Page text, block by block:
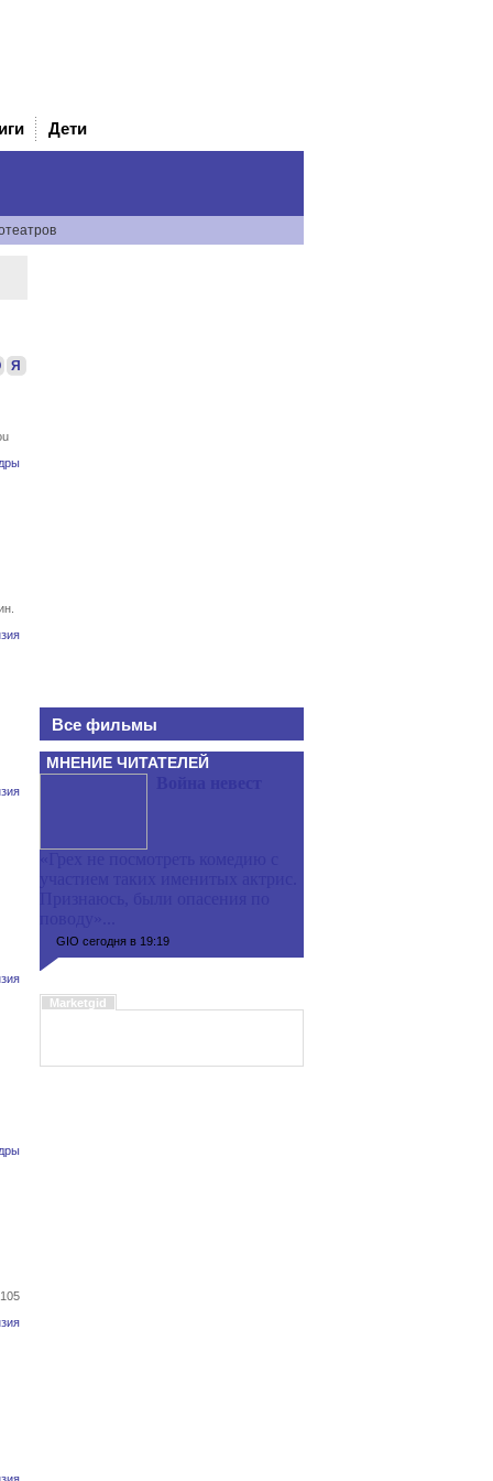
Дети
Я
Все фильмы
МНЕНИЕ ЧИТАТЕЛЕЙ
GIO сегодня в 19:19
Marketgid